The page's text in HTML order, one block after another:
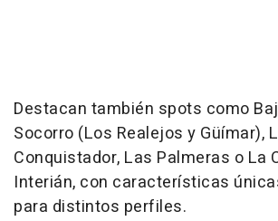
Destacan también spots como
Socorro (Los Realejos y Güímar),
Conquistador, Las Palmeras o La
Interián, con características
para distintos perfiles.